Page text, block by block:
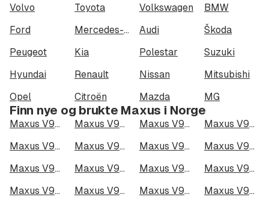
Volvo Toyota Volkswagen
BMW
Ford
Mercedes-Benz Audi
Škoda
Peugeot
Kia Polestar
Suzuki
Hyundai
Renault Nissan
Mitsubishi
Opel
Citroën Mazda MG
Finn nye og brukte Maxus i Norge
Maxus V90 i Oslo Maxus V90 i Bergen Maxus V90 i Trondheim
Maxus V90 i Stavanger
Maxus V90 i Kristiansand
Maxus V90 i Fredrikstad Maxus V90 i Drammen
Maxus V90 i Skien
Maxus V90 i Tromsø
Maxus V90 i Ålesund Maxus V90 i Moss
Maxus V90 i Porsgrunn
Maxus V90 i Bodø
Maxus V90 i Arendal Maxus V90 i Hamar
Maxus V90 i Larvik